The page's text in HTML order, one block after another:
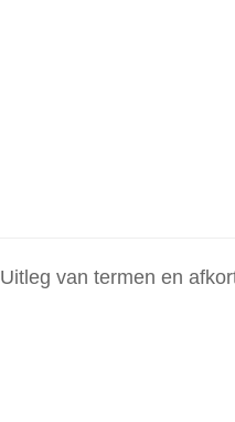
Uitleg van termen en